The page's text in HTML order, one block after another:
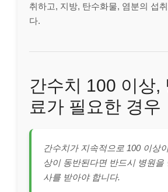
취하고, 지방, 탄수화물, 염분의 섭
다.
간수치 100 이상,
료가 필요한 경우
간수치가 지속적으로 100 이상
상이 동반된다면 반드시 병원을
사를 받아야 합니다.